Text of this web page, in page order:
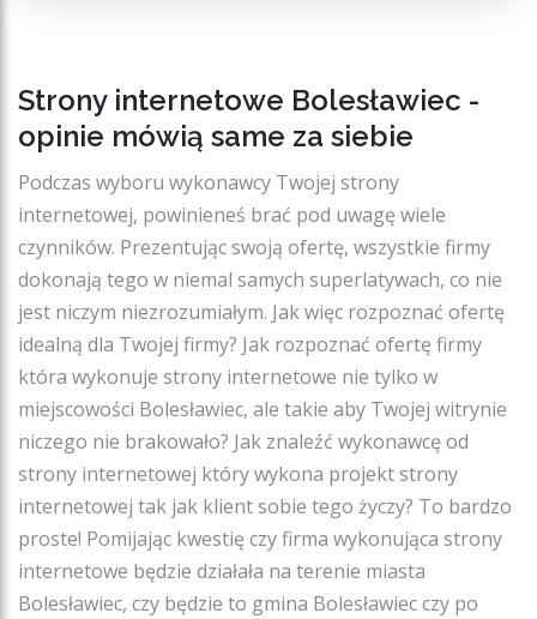
Strony internetowe Bolesławiec -
opinie mówią same za siebie
Podczas wyboru wykonawcy Twojej strony
internetowej, powinieneś brać pod uwagę wiele
czynników. Prezentując swoją ofertę, wszystkie firmy
dokonają tego w niemal samych superlatywach, co nie
jest niczym niezrozumiałym. Jak więc rozpoznać ofertę
idealną dla Twojej firmy? Jak rozpoznać ofertę firmy
która wykonuje strony internetowe nie tylko w
miejscowości Bolesławiec, ale takie aby Twojej witrynie
niczego nie brakowało? Jak znaleźć wykonawcę od
strony internetowej który wykona projekt strony
internetowej tak jak klient sobie tego życzy? To bardzo
proste! Pomijając kwestię czy firma wykonująca strony
internetowe będzie działała na terenie miasta
Bolesławiec, czy będzie to gmina Bolesławiec czy po